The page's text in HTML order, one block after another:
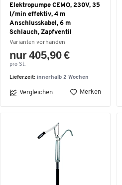
Elektropumpe CEMO, 230V, 35
l/min effektiv, 4 m
Anschlusskabel, 6 m
Schlauch, Zapfventil
Varianten vorhanden
nur 405,90 €
pro St.
Lieferzeit: innerhalb 2 Wochen
Vergleichen Merken